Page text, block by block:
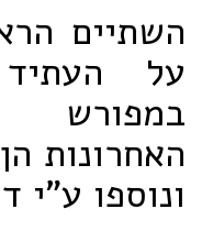
השתיים
על
במפורש
האחרונות
ונוספו ע"י